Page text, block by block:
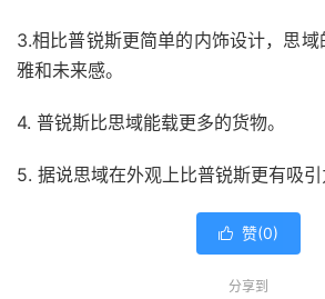
3.相比普锐斯更简单的内饰设计，思
雅和未来感。
4. 普锐斯比思域能载更多的货物。
5. 据说思域在外观上比普锐斯更有吸引
 赞(0)
分享到